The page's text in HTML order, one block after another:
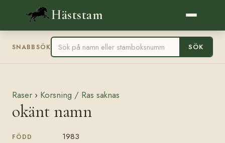
Häststam
SNABBSÖK SÖK
Raser › Korsning / Ras saknas
okänt namn
FÖDD 1983